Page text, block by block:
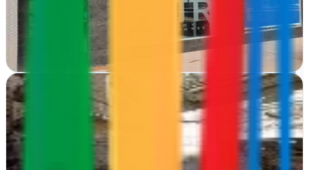
En Córdoba, APPSUR combina estrategia digital con diseño visual
para impulsar tu presencia online y resultados comerciales
Ver ficha
Consultor Seo Girona | Eduard Davalos
Girona
Eduard Dávalos ofrece consultoría de marketing personalizada en